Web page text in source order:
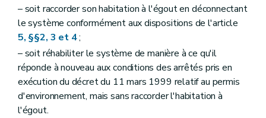
– soit raccorder son habitation à l'égout en déconnectant
le système conformément aux dispositions de l'article
5, §§2, 3 et 4;
– soit réhabiliter le système de manière à ce qu'il
réponde à nouveau aux conditions des arrêtés pris en
exécution du décret du 11 mars 1999 relatif au permis
d'environnement, mais sans raccorder l'habitation à
l'égout.